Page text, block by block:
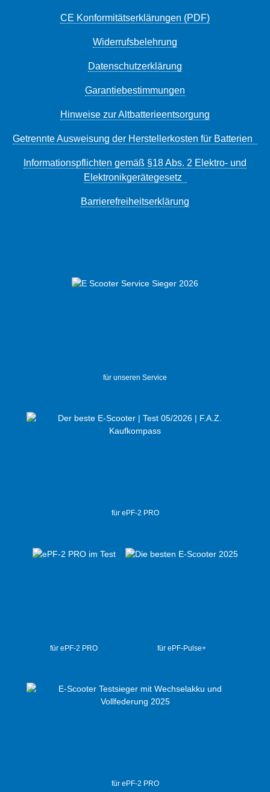
CE Konformitätserklärungen (PDF)
Widerrufsbelehrung
Datenschutzerklärung
Garantiebestimmungen
Hinweise zur Altbatterieentsorgung
Getrennte Ausweisung der Herstellerkosten für Batterien
Informationspflichten gemäß §18 Abs. 2 Elektro- und
Elektronikgerätegesetz
Barrierefreiheitserklärung
für unseren Service
für ePF-2 PRO
für ePF-2 PRO für ePF-Pulse+
für ePF-2 PRO